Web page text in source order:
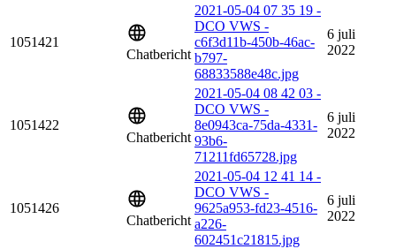
1051421
Chatbericht
2021-05-04 07 35 19 -
DCO VWS -
c6f3d11b-450b-46ac-
b797-
68833588e48c.jpg
6 juli
2022
1051422
Chatbericht
2021-05-04 08 42 03 -
DCO VWS -
8e0943ca-75da-4331-
93b6-
71211fd65728.jpg
6 juli
2022
1051426
Chatbericht
2021-05-04 12 41 14 -
DCO VWS -
9625a953-fd23-4516-
a226-
602451c21815.jpg
6 juli
2022